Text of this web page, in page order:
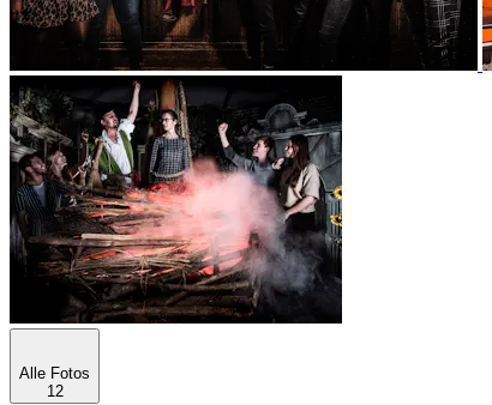
Alle Fotos
12